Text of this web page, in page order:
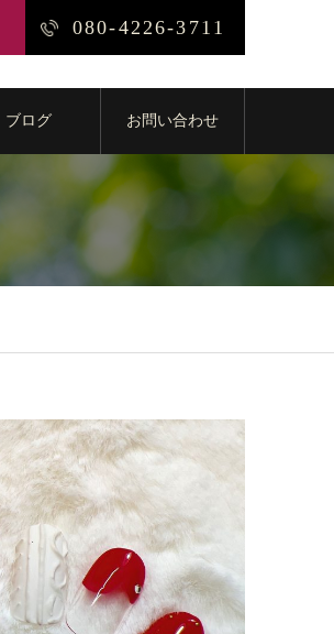
080-4226-3711
ブログ お問い合わせ